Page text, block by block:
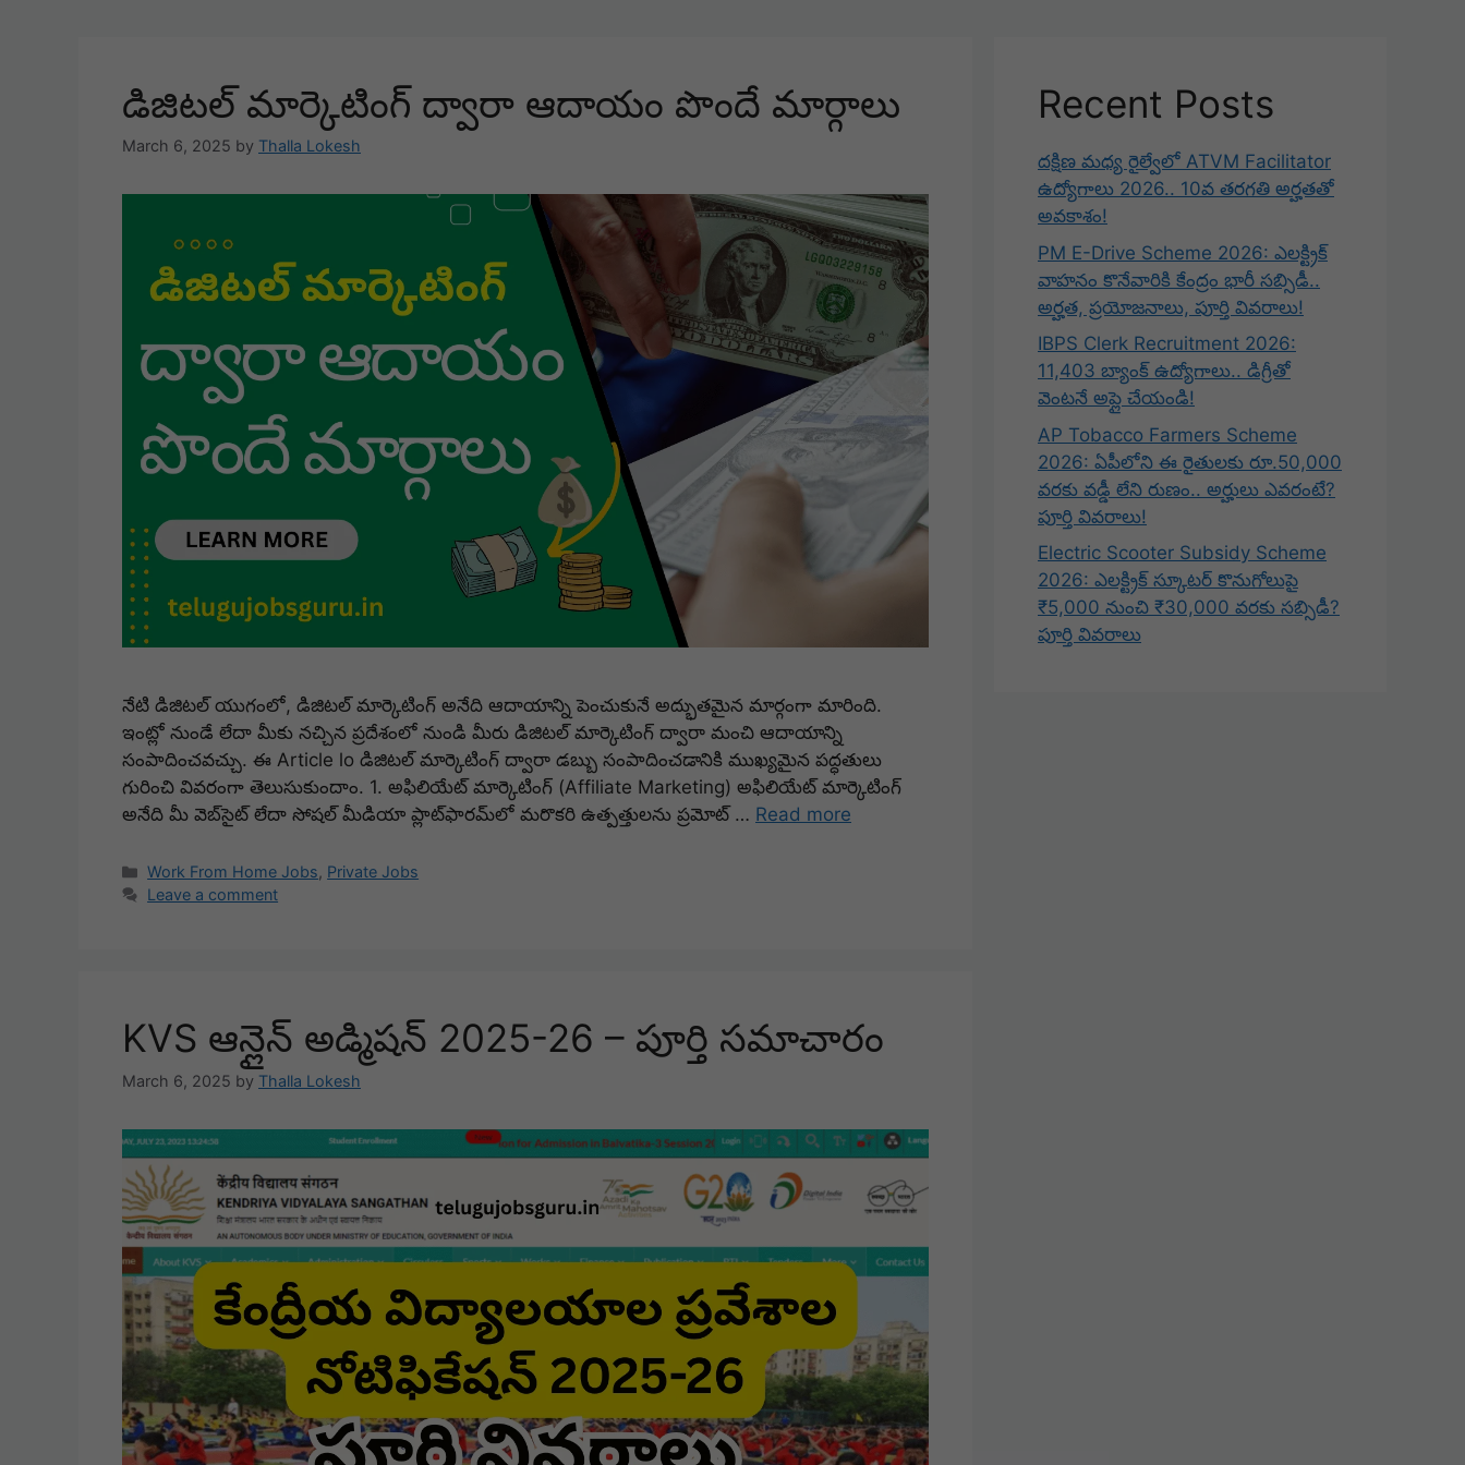
డిజిటల్ మార్కెటింగ్ ద్వారా ఆదాయం పొందే మార్గాలు
March 6, 2025 by Thalla Lokesh
నేటి డిజిటల్ యుగంలో, డిజిటల్ మార్కెటింగ్ అనేది ఆదాయాన్ని పెంచుకునే అద్భుతమైన మార్గంగా మారింది.
ఇంట్లో నుండే లేదా మీకు నచ్చిన ప్రదేశంలో నుండి మీరు డిజిటల్ మార్కెటింగ్ ద్వారా మంచి ఆదాయాన్ని
సంపాదించవచ్చు. ఈ Article lo డిజిటల్ మార్కెటింగ్ ద్వారా డబ్బు సంపాదించడానికి ముఖ్యమైన పద్ధతులు
గురించి వివరంగా తెలుసుకుందాం. 1. అఫిలియేట్ మార్కెటింగ్ (Affiliate Marketing) అఫిలియేట్ మార్కెటింగ్
అనేది మీ వెబ్‌సైట్ లేదా సోషల్ మీడియా ప్లాట్‌ఫారమ్‌లో మరొకరి ఉత్పత్తులను ప్రమోట్ … Read more
Categories
Work From Home Jobs, Private Jobs
Leave a comment
KVS ఆన్లైన్ అడ్మిషన్ 2025-26 – పూర్తి సమాచారం
March 6, 2025 by Thalla Lokesh
Recent Posts
దక్షిణ మధ్య రైల్వేలో ATVM Facilitator
ఉద్యోగాలు 2026.. 10వ తరగతి అర్హతతో
అవకాశం!
PM E-Drive Scheme 2026: ఎలక్ట్రిక్
వాహనం కొనేవారికి కేంద్రం భారీ సబ్సిడీ..
అర్హత, ప్రయోజనాలు, పూర్తి వివరాలు!
IBPS Clerk Recruitment 2026:
11,403 బ్యాంక్ ఉద్యోగాలు.. డిగ్రీతో
వెంటనే అప్లై చేయండి!
AP Tobacco Farmers Scheme
2026: ఏపీలోని ఈ రైతులకు రూ.50,000
వరకు వడ్డీ లేని రుణం.. అర్హులు ఎవరంటే?
పూర్తి వివరాలు!
Electric Scooter Subsidy Scheme
2026: ఎలక్ట్రిక్ స్కూటర్ కొనుగోలుపై
₹5,000 నుంచి ₹30,000 వరకు సబ్సిడీ?
పూర్తి వివరాలు